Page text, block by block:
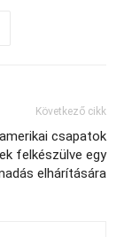
Következő cikk
csapatok
felkészülve egy
elhárítására